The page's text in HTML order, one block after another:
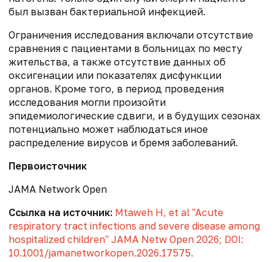
был вызван бактериальной инфекцией.
Ограничения исследования включали отсутствие
сравнения с пациентами в больницах по месту
жительства, а также отсутствие данных об
оксигенации или показателях дисфункции
органов. Кроме того, в период проведения
исследования могли произойти
эпидемиологические сдвиги, и в будущих сезонах
потенциально может наблюдаться иное
распределение вирусов и бремя заболеваний.
Первоисточник
JAMA Network Open
Ссылка на источник: Mtaweh H, et al "Acute
respiratory tract infections and severe disease among
hospitalized children" JAMA Netw Open 2026; DOI:
10.1001/jamanetworkopen.2026.17575.